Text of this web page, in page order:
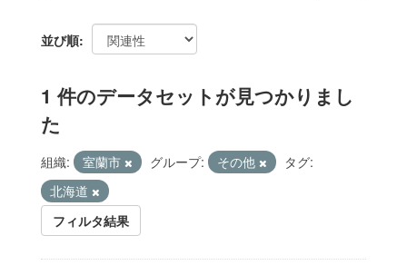
並び順
1 件のデータセットが見つかりまし
た
組織: 室蘭市 グループ: その他
タグ:
北海道
フィルタ結果